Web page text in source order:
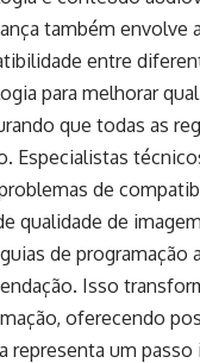
também envolve
entre
para melhorar
que todas as
Especialistas
de
qualidade de
de programação
Isso
oferecendo
representa um